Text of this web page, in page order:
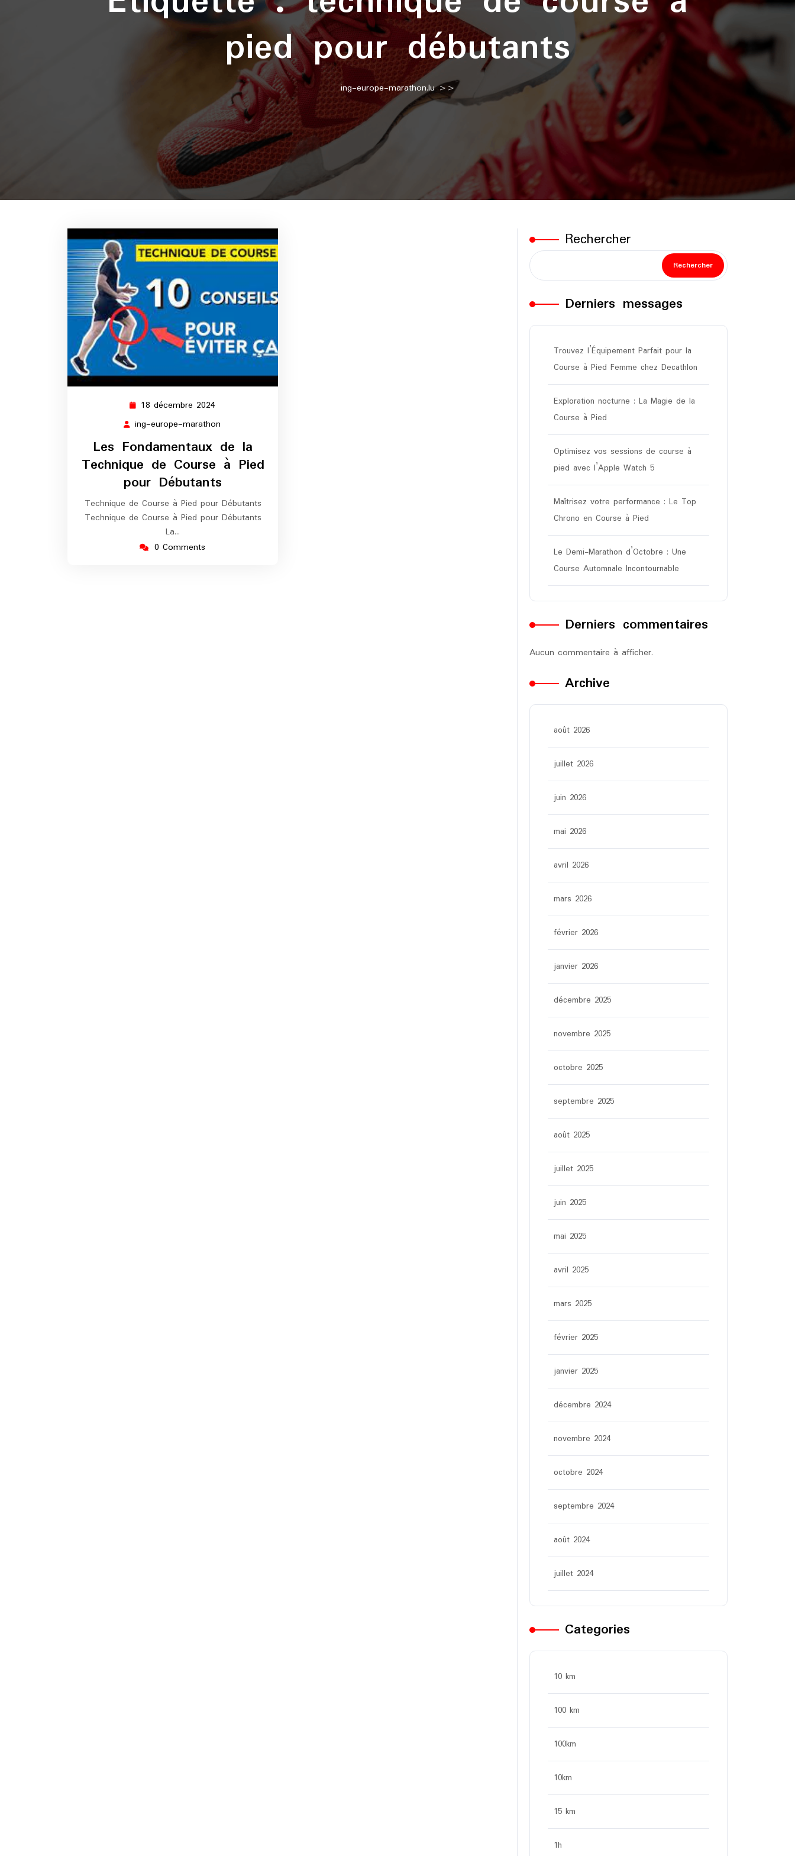
pied pour débutants
ing-europe-marathon.lu>>
18 décembre 2024
décembre
ing-europe-marathon
europe-
marathon
Les Fondamentaux de la
Technique de Course à Pied
pour Débutants
Technique de Course à Pied pour Débutants
Technique de Course à Pied pour Débutants
La…
0 Comments
Rechercher
Rechercher
Derniers messages
Trouvez l’Équipement Parfait pour la
Course à Pied Femme chez Decathlon
Exploration nocturne : La Magie de la
Course à Pied
Optimisez vos sessions de course à
pied avec l’Apple Watch 5
Maîtrisez votre performance : Le Top
Chrono en Course à Pied
Le Demi-Marathon d’Octobre : Une
Course Automnale Incontournable
Derniers commentaires
Aucun commentaire à afficher.
Archive
août 2026
juillet 2026
juin 2026
mai 2026
avril 2026
mars 2026
février 2026
janvier 2026
décembre 2025
novembre 2025
octobre 2025
septembre 2025
août 2025
juillet 2025
juin 2025
mai 2025
avril 2025
mars 2025
février 2025
janvier 2025
décembre 2024
novembre 2024
octobre 2024
septembre 2024
août 2024
juillet 2024
Categories
10 km
100 km
100km
10km
15 km
1h